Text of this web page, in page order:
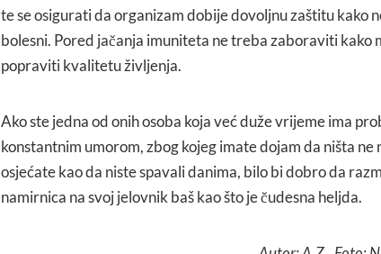
te se osigurati da organizam dobije dovoljnu zaštitu kako
bolesni. Pored jačanja imuniteta ne treba zaboraviti kako
popraviti kvalitetu življenja.
Ako ste jedna od onih osoba koja već duže vrijeme ima
konstantnim umorom, zbog kojeg imate dojam da ništa
osjećate kao da niste spavali danima, bilo bi dobro da
namirnica na svoj jelovnik baš kao što je čudesna heljda.